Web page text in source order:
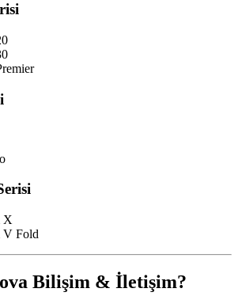
X
V Fold
Bilişim & İletişim?